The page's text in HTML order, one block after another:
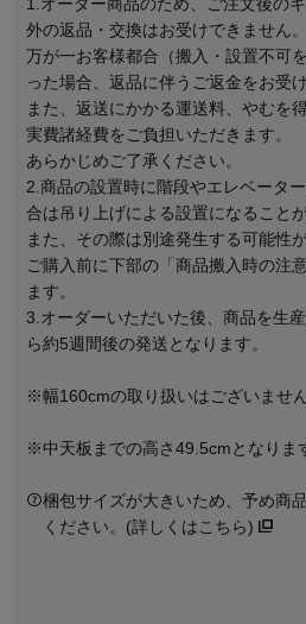
1.オーダー商品のため、ご注文後の
外の返品・交換はお受けできません。
万が一お客様都合（搬入・設置不可
った場合、返品に伴うご返金をお受
また、返送にかかる運送料、やむを
実費諸経費をご負担いただきます。
あらかじめご了承ください。
2.商品の設置時に階段やエレベータ
合は吊り上げによる設置になることが
また、その際は別途発生する可能性
ご購入前に下部の「商品搬入時の注
ます。
3.オーダーいただいた後、商品を生
ら約5週間後の発送となります。
※幅160cmの取り扱いはございません
※中天板までの高さ49.5cmとなりま
梱包サイズが大きいため、予め商
ください。(詳しくはこちら)